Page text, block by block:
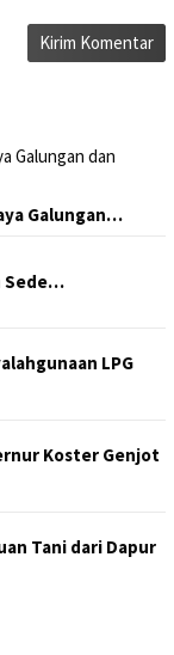
Galungan…
Sede…
LPG
Koster Genjot
Tani dari Dapur